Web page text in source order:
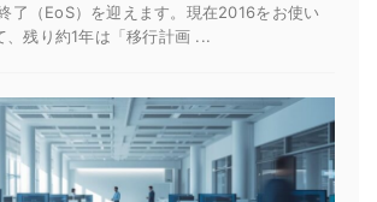
了（EoS）を迎えます。現在2016をお使い
、残り約1年は「移行計画 ...